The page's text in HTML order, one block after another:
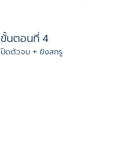
ขั้นตอนที่ 4
ปิดตัวจบ + ยิงสกรู